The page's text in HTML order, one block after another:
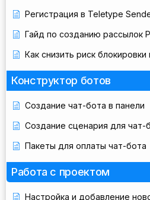
Регистрация в Teletype
Гайд по созданию рассылок
Как снизить риск блокировки
Конструктор ботов
Создание чат-бота в панели
Создание сценария для чат-
Пакеты для оплаты чат-бота
Работа с проектом
Настройка и добавление